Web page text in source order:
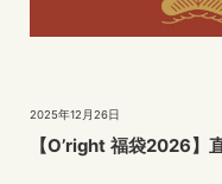
2025年12月26日
【O’right 福袋2026】